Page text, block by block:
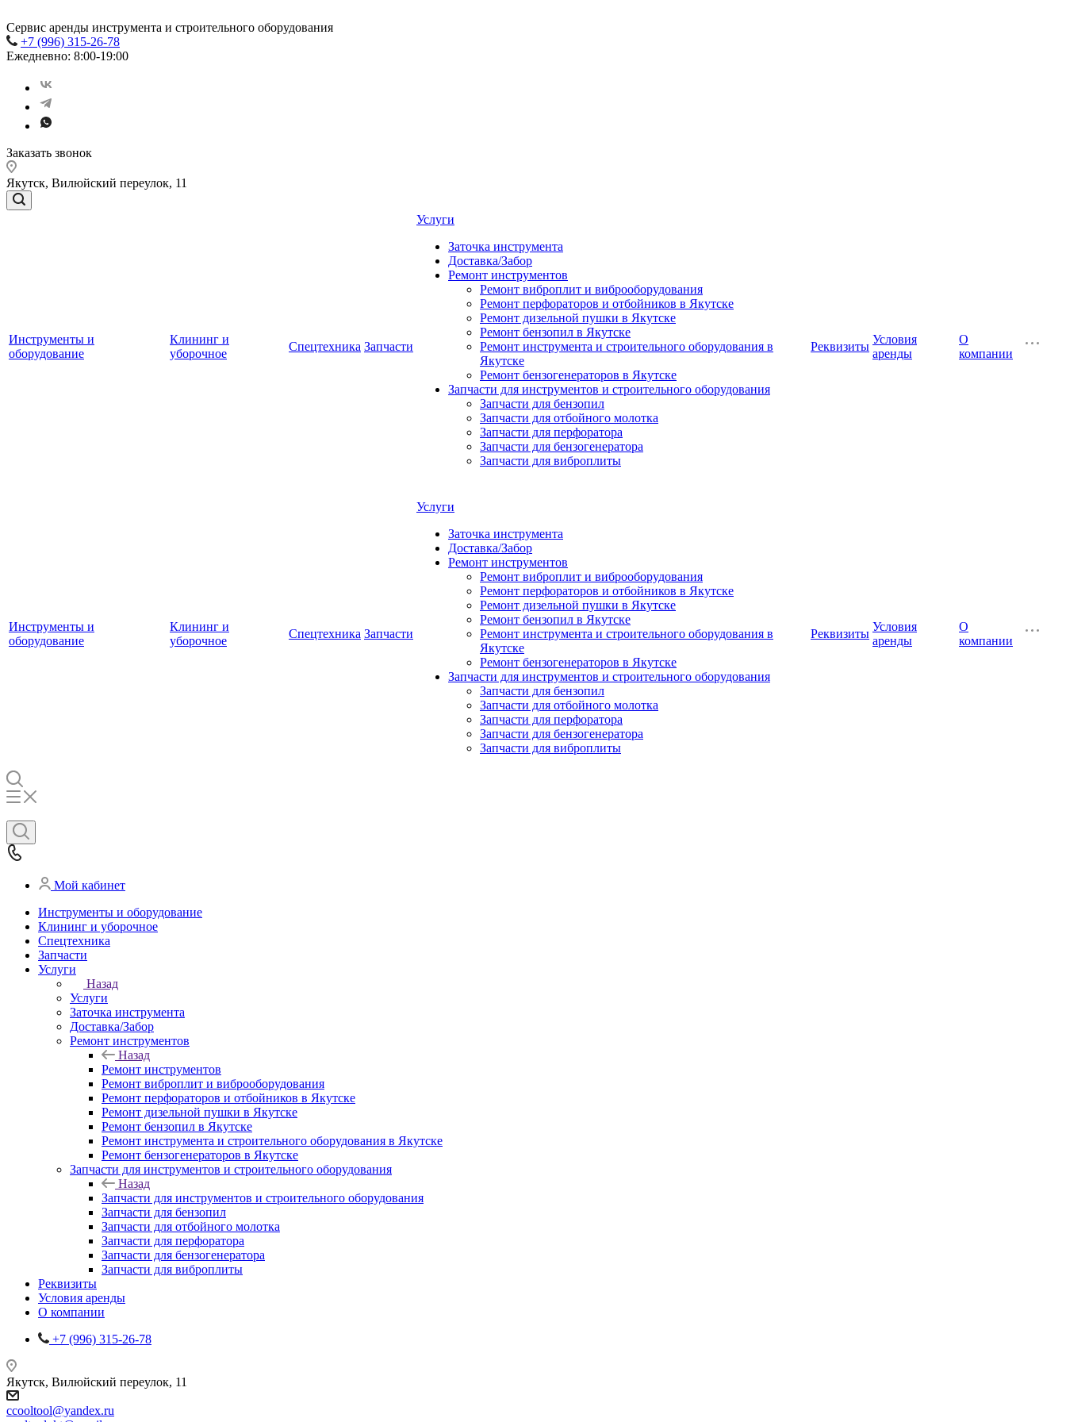
Сервис аренды инструмента и строительного оборудования
+7 (996) 315-26-78
Ежедневно: 8:00-19:00
Заказать звонок
Якутск, Вилюйский переулок, 11
Инструменты и
оборудование
Клининг и
уборочное
Спецтехника Запчасти
Услуги
Заточка инструмента
Доставка/Забор
Ремонт инструментов
Ремонт виброплит и виброоборудования
Ремонт перфораторов и отбойников в Якутске
Ремонт дизельной пушки в Якутске
Ремонт бензопил в Якутске
Ремонт инструмента и строительного оборудования в
Якутске
Ремонт бензогенераторов в Якутске
Запчасти для инструментов и строительного оборудования
Запчасти для бензопил
Запчасти для отбойного молотка
Запчасти для перфоратора
Запчасти для бензогенератора
Запчасти для виброплиты
Реквизиты
Условия
аренды
О
компании
Инструменты и
оборудование
Клининг и
уборочное
Спецтехника Запчасти
Услуги
Заточка инструмента
Доставка/Забор
Ремонт инструментов
Ремонт виброплит и виброоборудования
Ремонт перфораторов и отбойников в Якутске
Ремонт дизельной пушки в Якутске
Ремонт бензопил в Якутске
Ремонт инструмента и строительного оборудования в
Якутске
Ремонт бензогенераторов в Якутске
Запчасти для инструментов и строительного оборудования
Запчасти для бензопил
Запчасти для отбойного молотка
Запчасти для перфоратора
Запчасти для бензогенератора
Запчасти для виброплиты
Реквизиты
Условия
аренды
О
компании
Мой кабинет
Инструменты и оборудование
Клининг и уборочное
Спецтехника
Запчасти
Услуги
Назад
Услуги
Заточка инструмента
Доставка/Забор
Ремонт инструментов
Назад
Ремонт инструментов
Ремонт виброплит и виброоборудования
Ремонт перфораторов и отбойников в Якутске
Ремонт дизельной пушки в Якутске
Ремонт бензопил в Якутске
Ремонт инструмента и строительного оборудования в Якутске
Ремонт бензогенераторов в Якутске
Запчасти для инструментов и строительного оборудования
Назад
Запчасти для инструментов и строительного оборудования
Запчасти для бензопил
Запчасти для отбойного молотка
Запчасти для перфоратора
Запчасти для бензогенератора
Запчасти для виброплиты
Реквизиты
Условия аренды
О компании
+7 (996) 315-26-78
Якутск, Вилюйский переулок, 11
ccooltool@yandex.ru